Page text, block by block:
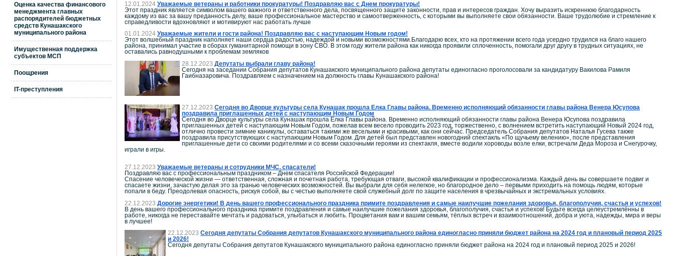
Оценка качества финансового
менеджмента главных
распорядителей бюджетных
средств Кунашакского
муниципального района
Имущественная поддержка
субъектов МСП
Поощрения
IT-преступления
12.01.2024 Уважаемые ветераны и работники прокуратуры! Поздравляю вас с Днем прокуратуры!
Этот праздник является символом вашего важного и ответственного дела, посвященного защите законности, прав и интересов граждан. Хочу выразить искреннюю благодарность
каждому из вас за вашу преданность делу, ваше профессиональное мастерство и самоотверженность, с которыми вы выполняете свои обязанности. Ваше трудолюбие и стремление к
справедливости вдохновляют и мотивируют нас работать лучше
01.01.2024 Уважаемые жители и гости района! Поздравляю вас с наступающим Новым годом!
Этот волшебный праздник наполняет наши сердца радостью, надеждой и новыми возможностями.Благодарю всех, кто на протяжении всего года усердно трудился на благо нашего
района, принимал участие в сборах гуманитарной помощи в зону СВО. В этом году жители района как никогда проявили сплоченность, помогали друг другу в трудных ситуациях, не
оставались равнодушными к проблемам земляков
28.12.2023 Депутаты выбрали главу района!
Сегодня на заседании Собрания депутатов Кунашакского муниципального района депутаты единогласно проголосовали за кандидатуру Вакилова Рамиля
Гаибназаровича. Поздравляем с назначением на должность главы Кунашакского района!
27.12.2023 Сегодня во Дворце культуры села Кунашак прошла Елка Главы района. Временно исполняющий обязанности главы района Венера Юсупова
поздравила приглашенных детей с наступающим Новым Годом
Сегодня во Дворце культуры села Кунашак прошла Елка Главы района. Временно исполняющий обязанности главы района Венера Юсупова поздравила
приглашенных детей с наступающим Новым Годом, пожелав всем весело проводить 2023 год, торжественно, с волнением встретить наступающий Новый 2024 год,
отлично провести зимние каникулы, оставаться такими же веселыми и красивыми, как они сейчас. Председатель Собрания депутатов Наталья Гусева также
поздравила присутствующих с наступающим Новым Годом. Для детей был представлен новогодний спектакль «По щучьему велению», после представления
приглашенные дети со своими родителями и со всеми сказочными героями из спектакля, вместе водили хороводы возле елки, встречали Деда Мороза и Снегурочку,
играли в игры.
27.12.2023 Уважаемые ветераны и сотрудники МЧС, спасатели!
Поздравляю вас с профессиональным праздником – Днем спасателя Российской Федерации!
Спасение человеческой жизни — ответственная, сложная и почетная работа, требующая отваги, высокой квалификации и профессионализма. Каждый день вы совершаете подвиг и
спасаете жизни, зачастую делая это за гранью человеческих возможностей. Вы выбрали для себя нелегкое, но благородное дело – первыми приходить на помощь людям, которые
попали в беду. Преодолевая опасность, рискуя собой, вы с честью выполняете свой служебный долг по защите населения в чрезвычайных и экстремальных условиях.
22.12.2023 Дорогие энергетики! В день вашего профессионального праздника примите поздравления и самые наилучшие пожелания здоровья, благополучия, счастья и успехов!
В день вашего профессионального праздника примите поздравления и самые наилучшие пожелания здоровья, благополучия, счастья и успехов! Будьте всегда целеустремлённы в
работе, никогда не переставайте мечтать и радоваться, улыбаться и любить. Процветания вам и вашим семьям, тёплых встреч и взаимоотношений, добра и уюта, надежды, мира и веры
в лучшее!
22.12.2023 Сегодня депутаты Собрания депутатов Кунашакского муниципального района единогласно приняли бюджет района на 2024 год и плановый период 2025
и 2026!
Сегодня депутаты Собрания депутатов Кунашакского муниципального района единогласно приняли бюджет района на 2024 год и плановый период 2025 и 2026!